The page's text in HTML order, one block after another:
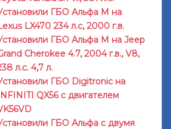
ГБО Альфа М на
LX470 234 л.с, 2000 г.в.
ГБО Альфа М на Jeep
Cherokee 4.7, 2004 г.в., V8,
л.с. 4,7 л.
ГБО Digitronic на
QX56 с двигателем
ГБО Альфа с двумя